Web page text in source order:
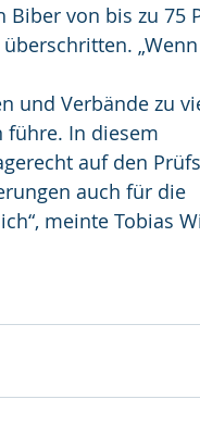
von bis zu 75
und Verbände zu
führe. In diesem
auf den
auch für die
meinte Tobias